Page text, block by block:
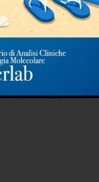
zoster. I sintomi
di solito su un
dei sintomi e sulla
prevenzione del
un medico per una